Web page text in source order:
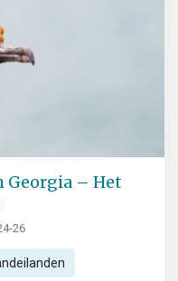
Georgia – Het
26